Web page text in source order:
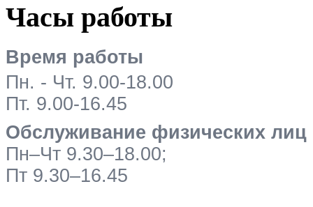
Часы работы
Время работы
Пн. - Чт. 9.00-18.00
Пт. 9.00-16.45
Обслуживание физических лиц
Пн–Чт 9.30–18.00;
Пт 9.30–16.45